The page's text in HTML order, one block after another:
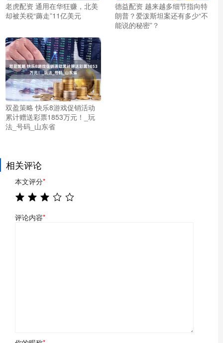
老虎配资 通用在华狂赚，北美
却被关税“薅走”11亿美元
德益配资 越来越多细节指向特
朗普？爱泼斯坦案还有多少“不
能说的秘密”？
双盈策略 快乐8游戏促销活动
累计赠送彩票1853万元！_玩
法_号码_山东省
相关评论
本文评分*
评论内容*